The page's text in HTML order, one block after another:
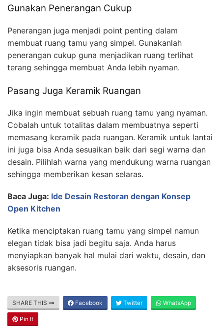
Gunakan Penerangan Cukup
Penerangan juga menjadi point penting dalam
membuat ruang tamu yang simpel. Gunakanlah
penerangan cukup guna menjadikan ruang terlihat
terang sehingga membuat Anda lebih nyaman.
Pasang Juga Keramik Ruangan
Jika ingin membuat sebuah ruang tamu yang nyaman.
Cobalah untuk totalitas dalam membuatnya seperti
memasang keramik pada ruangan. Keramik untuk lantai
ini juga bisa Anda sesuaikan baik dari segi warna dan
desain. Pilihlah warna yang mendukung warna ruangan
sehingga memberikan kesan selaras.
Baca Juga: Ide Desain Restoran dengan Konsep
Open Kitchen
Ketika menciptakan ruang tamu yang simpel namun
elegan tidak bisa jadi begitu saja. Anda harus
menyiapkan banyak hal mulai dari waktu, desain, dan
aksesoris ruangan.
SHARE THIS Facebook Twitter WhatsApp
Pin It